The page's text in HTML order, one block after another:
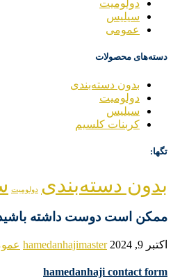
دولومیت
سیلیس
عمومی
دسته‌های محصولات
بدون دسته‌بندی
دولومیت
سیلیس
کربنات کلسیم
تگها:
بدون دسته‌بندی دولومیت
ممکن است دوست داشته
اکتبر 9, 2024 hamedanhajimaster
hamedanhaji contact form